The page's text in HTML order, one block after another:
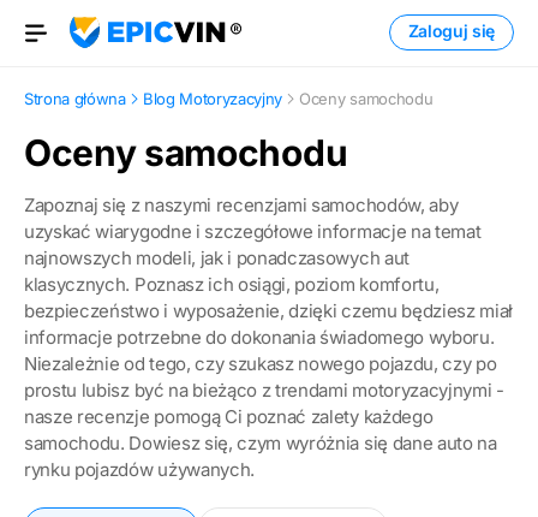
Otwórz menu
Zaloguj się
Strona główna Blog Motoryzacyjny Oceny samochodu
Oceny samochodu
Zapoznaj się z naszymi recenzjami samochodów, aby
uzyskać wiarygodne i szczegółowe informacje na temat
najnowszych modeli, jak i ponadczasowych aut
klasycznych. Poznasz ich osiągi, poziom komfortu,
bezpieczeństwo i wyposażenie, dzięki czemu będziesz miał
informacje potrzebne do dokonania świadomego wyboru.
Niezależnie od tego, czy szukasz nowego pojazdu, czy po
prostu lubisz być na bieżąco z trendami motoryzacyjnymi -
nasze recenzje pomogą Ci poznać zalety każdego
samochodu. Dowiesz się, czym wyróżnia się dane auto na
rynku pojazdów używanych.